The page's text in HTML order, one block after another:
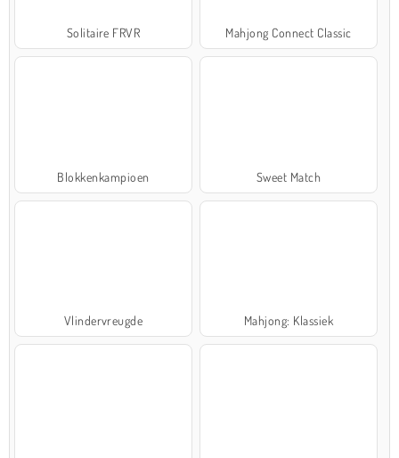
Solitaire FRVR Mahjong Connect Classic
Blokkenkampioen Sweet Match
Vlindervreugde Mahjong: Klassiek